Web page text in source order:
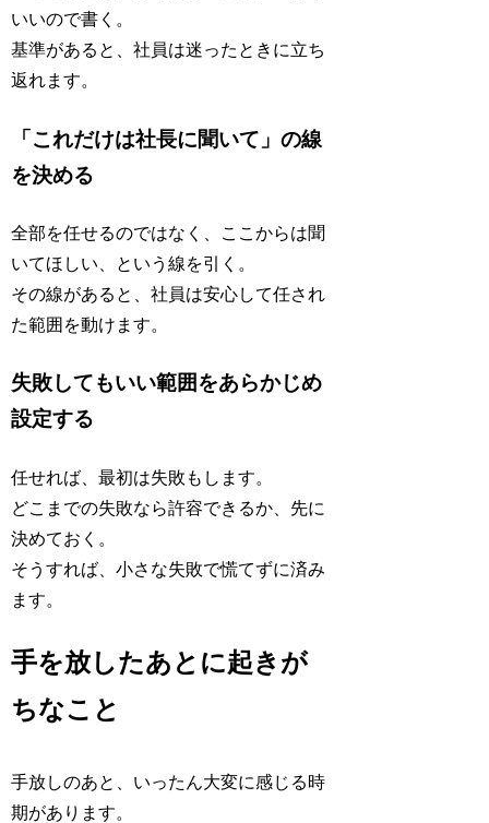
いいので書く。
基準があると、社員は迷ったときに立ち
返れます。
「これだけは社長に聞いて」の線
を決める
全部を任せるのではなく、ここからは聞
いてほしい、という線を引く。
その線があると、社員は安心して任され
た範囲を動けます。
失敗してもいい範囲をあらかじめ
設定する
任せれば、最初は失敗もします。
どこまでの失敗なら許容できるか、先に
決めておく。
そうすれば、小さな失敗で慌てずに済み
ます。
手を放したあとに起きが
ちなこと
手放しのあと、いったん大変に感じる時
期があります。